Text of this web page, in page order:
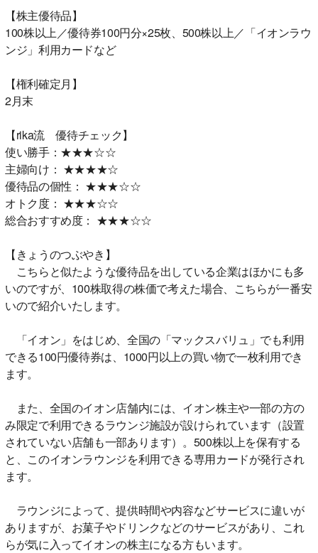
【株主優待品】
100株以上／優待券100円分×25枚、500株以上／「イオンラウ
ンジ」利用カードなど
【権利確定月】
2月末
【rika流 優待チェック】
使い勝手：★★★☆☆
主婦向け： ★★★★☆
優待品の個性： ★★★☆☆
オトク度： ★★★☆☆
総合おすすめ度： ★★★☆☆
【きょうのつぶやき】
こちらと似たような優待品を出している企業はほかにも多
いのですが、100株取得の株価で考えた場合、こちらが一番安
いので紹介いたします。
「イオン」をはじめ、全国の「マックスバリュ」でも利用
できる100円優待券は、1000円以上の買い物で一枚利用でき
ます。
また、全国のイオン店舗内には、イオン株主や一部の方の
み限定で利用できるラウンジ施設が設けられています（設置
されていない店舗も一部あります）。500株以上を保有する
と、このイオンラウンジを利用できる専用カードが発行され
ます。
ラウンジによって、提供時間や内容などサービスに違いが
ありますが、お菓子やドリンクなどのサービスがあり、これ
らが気に入ってイオンの株主になる方もいます。